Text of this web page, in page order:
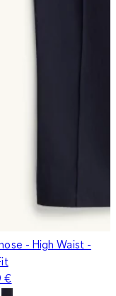
- High Waist -
€